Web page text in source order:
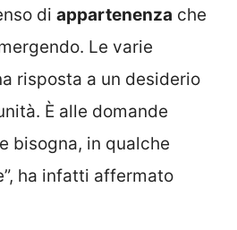
di appartenenza che
Le varie
risposta a un desiderio
È alle domande
bisogna, in qualche
ha infatti affermato